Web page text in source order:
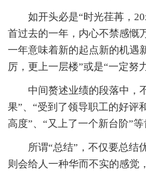
如开头必是“时光荏苒，
首过去的一年，内心不禁感
一年意味着新的起点新的机遇
厉，更上一层楼”或是“一定努
中间赘述业绩的段落中，
果”、“受到了领导职工的好评
高度”、“又上了一个新台阶”
所谓“总结”，不仅要总结
则会给人一种华而不实的感觉